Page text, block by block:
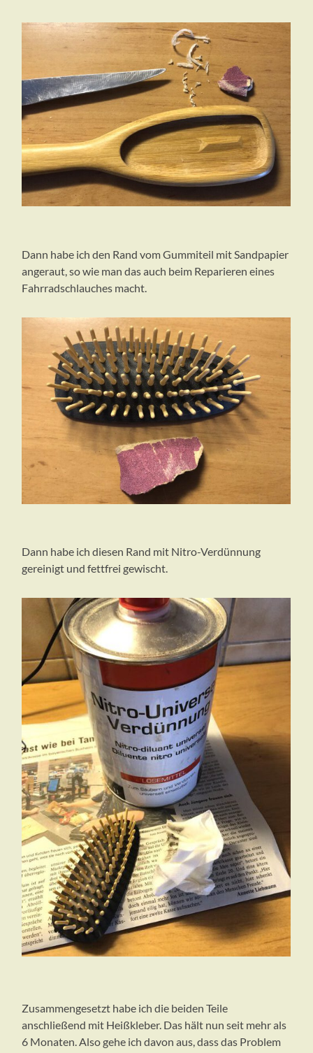
Dann habe ich den Rand vom Gummiteil mit Sandpapier
angeraut, so wie man das auch beim Reparieren eines
Fahrradschlauches macht.
Dann habe ich diesen Rand mit Nitro-Verdünnung
gereinigt und fettfrei gewischt.
Zusammengesetzt habe ich die beiden Teile
anschließend mit Heißkleber. Das hält nun seit mehr als
6 Monaten. Also gehe ich davon aus, dass das Problem